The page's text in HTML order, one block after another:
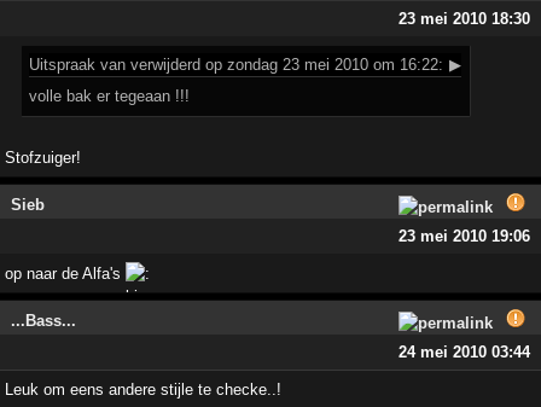
23 mei 2010 18:30
Uitspraak van verwijderd op zondag 23 mei 2010 om 16:22: ▶
volle bak er tegeaan !!!
Stofzuiger!
Sieb
23 mei 2010 19:06
op naar de Alfa's
...Bass...
24 mei 2010 03:44
Leuk om eens andere stijle te checke..!